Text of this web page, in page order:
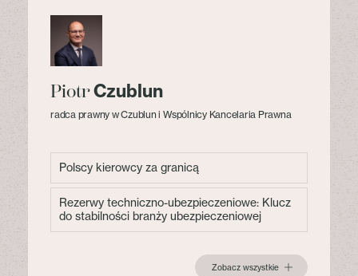
PiotrCzublun
radca prawny w Czublun i Wspólnicy Kancelaria Prawna
Polscy kierowcy za granicą
Rezerwy techniczno-ubezpieczeniowe: Klucz
do stabilności branży ubezpieczeniowej
Zobacz wszystkie